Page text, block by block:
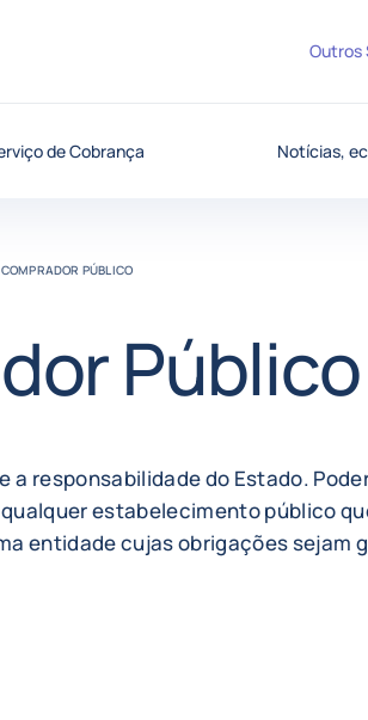
de Cobrança Notícias,
Outros
COMPRADOR PÚBLICO
Público
a responsabilidade do Estado.
estabelecimento público
entidade cujas obrigações sejam